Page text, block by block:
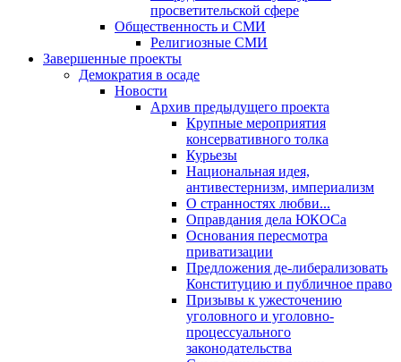
просветительской сфере
Общественность и СМИ
Религиозные СМИ
Завершенные проекты
Демократия в осаде
Новости
Архив предыдущего проекта
Крупные мероприятия
консервативного толка
Курьезы
Национальная идея,
антивестернизм, империализм
О странностях любви...
Оправдания дела ЮКОСа
Основания пересмотра
приватизации
Предложения де-либерализовать
Конституцию и публичное право
Призывы к ужесточению
уголовного и уголовно-
процессуального
законодательства